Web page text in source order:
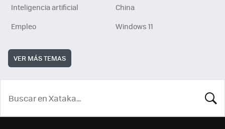
Inteligencia artificial
China
Empleo
Windows 11
VER MÁS TEMAS